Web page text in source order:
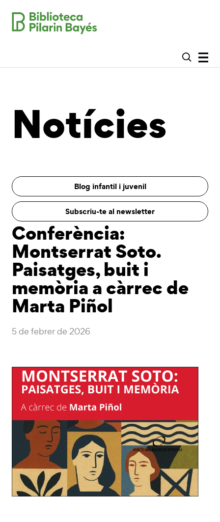
Notícies
Blog infantil i juvenil
Subscriu-te al newsletter
Conferència:
Montserrat Soto.
Paisatges, buit i
memòria a càrrec de
Marta Piñol
5 de febrer de 2026